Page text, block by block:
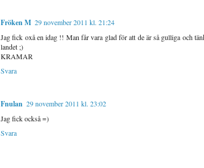
Fröken M 29 november 2011 kl. 21:24
Jag fick oxå en idag !! Man får vara glad för att de är så gulliga och
landet ;)
KRAMAR
Svara
Fnulan 29 november 2011 kl. 23:02
Jag fick också =)
Svara